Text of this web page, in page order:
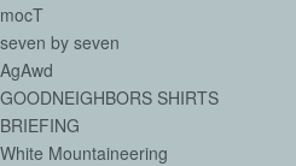
mocT
seven by seven
AgAwd
GOODNEIGHBORS SHIRTS
BRIEFING
White Mountaineering